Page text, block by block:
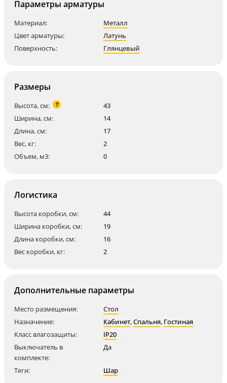
Параметры арматуры
Материал:
Металл
Цвет арматуры:
Латунь
Поверхность:
Глянцевый
Размеры
Высота, см: ?
43
Ширина, см:
14
Длина, см:
17
Вес, кг:
2
Объем, м3:
0
Логистика
Высота коробки, см:
44
Ширина коробки, см:
19
Длина коробки, см:
16
Вес коробки, кг:
2
Дополнительные параметры
Место размещения:
Стол
Назначение:
Кабинет,Спальня, Гостиная
Класс влагозащиты:
IP20
Выключатель в
комплекте:
Да
Теги: Шар